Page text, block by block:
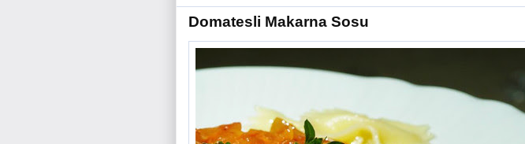
Domatesli Makarna Sosu